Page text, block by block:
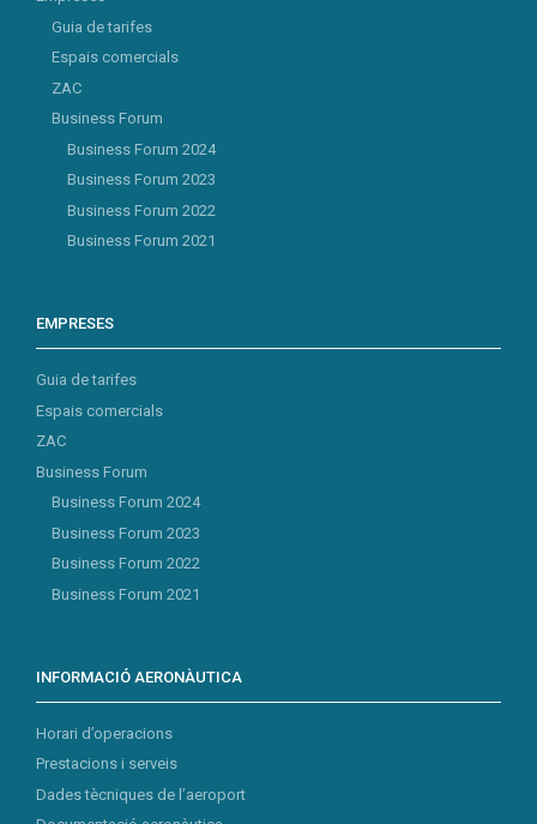
Guia de tarifes
Espais comercials
ZAC
Business Forum
Business Forum 2024
Business Forum 2023
Business Forum 2022
Business Forum 2021
EMPRESES
Guia de tarifes
Espais comercials
ZAC
Business Forum
Business Forum 2024
Business Forum 2023
Business Forum 2022
Business Forum 2021
INFORMACIÓ AERONÀUTICA
Horari d’operacions
Prestacions i serveis
Dades tècniques de l’aeroport